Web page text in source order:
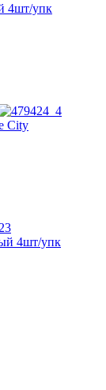
4шт/упк
City
4шт/упк